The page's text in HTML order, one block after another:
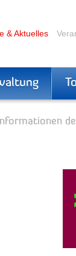
& Aktuelles